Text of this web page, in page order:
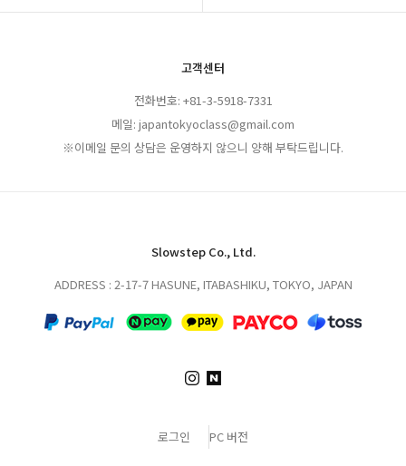
고객센터
전화번호: +81-3-5918-7331
메일: japantokyoclass@gmail.com
※이메일 문의 상담은 운영하지 않으니 양해 부탁드립니다.
Slowstep Co., Ltd.
ADDRESS : 2-17-7 HASUNE, ITABASHIKU, TOKYO, JAPAN
로그인 PC 버전